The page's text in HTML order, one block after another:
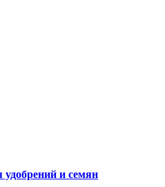
и семян